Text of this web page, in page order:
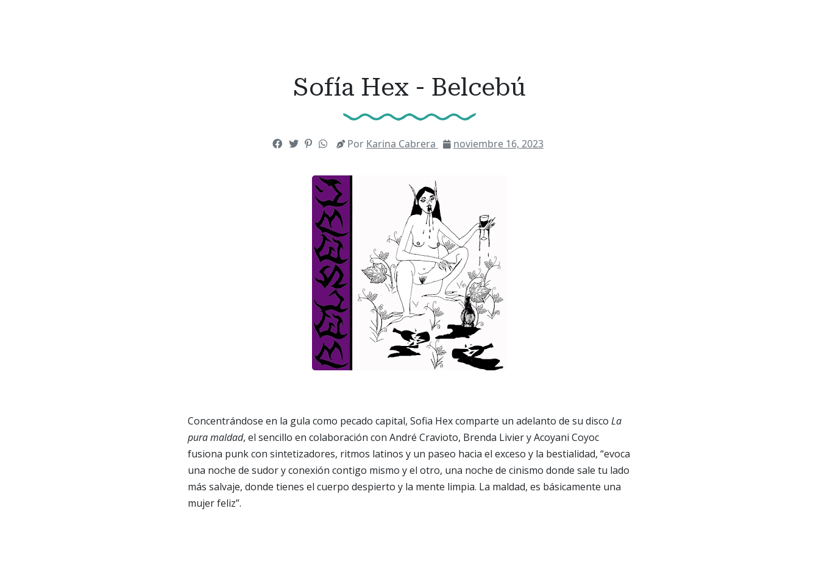
Sofía Hex - Belcebú
Por Karina Cabrera noviembre 16, 2023
Concentrándose en la gula como pecado capital, Sofia Hex comparte un adelanto de su disco La
pura maldad, el sencillo en colaboración con André Cravioto, Brenda Livier y Acoyani Coyoc
fusiona punk con sintetizadores, ritmos latinos y un paseo hacia el exceso y la bestialidad, “evoca
una noche de sudor y conexión contigo mismo y el otro, una noche de cinismo donde sale tu lado
más salvaje, donde tienes el cuerpo despierto y la mente limpia. La maldad, es básicamente una
mujer feliz”.